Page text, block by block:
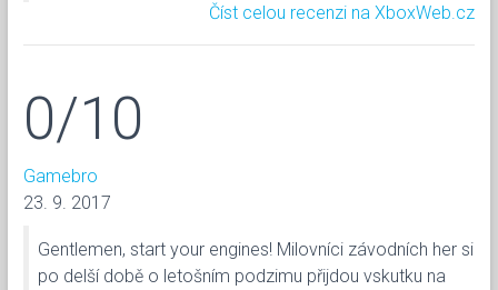
Číst celou recenzi na XboxWeb.cz
0/10
Gamebro
23. 9. 2017
Gentlemen, start your engines! Milovníci závodních her si
po delší době o letošním podzimu přijdou vskutku na